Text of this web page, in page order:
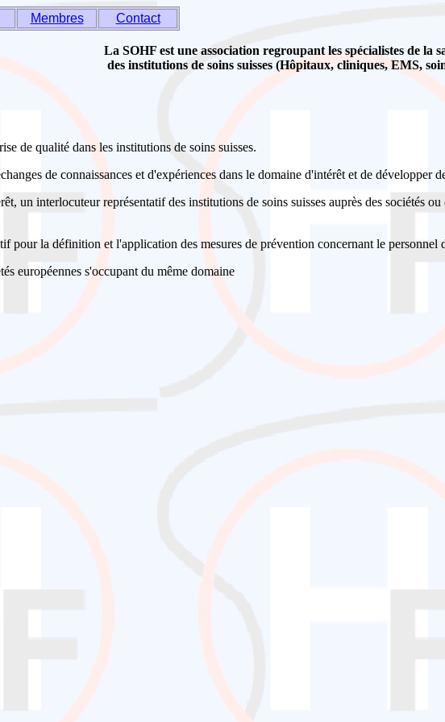
Membres Contact
La SOHF est une association regroupant les spécialistes de la
des institutions de soins suisses (Hôpitaux, cliniques, EMS,
de qualité dans les institutions de soins suisses.
de connaissances et d'expériences dans le domaine d'intérêt et de développer
un interlocuteur représentatif des institutions de soins suisses auprès des sociétés
pour la définition et l'application des mesures de prévention concernant le personnel
européennes s'occupant du même domaine